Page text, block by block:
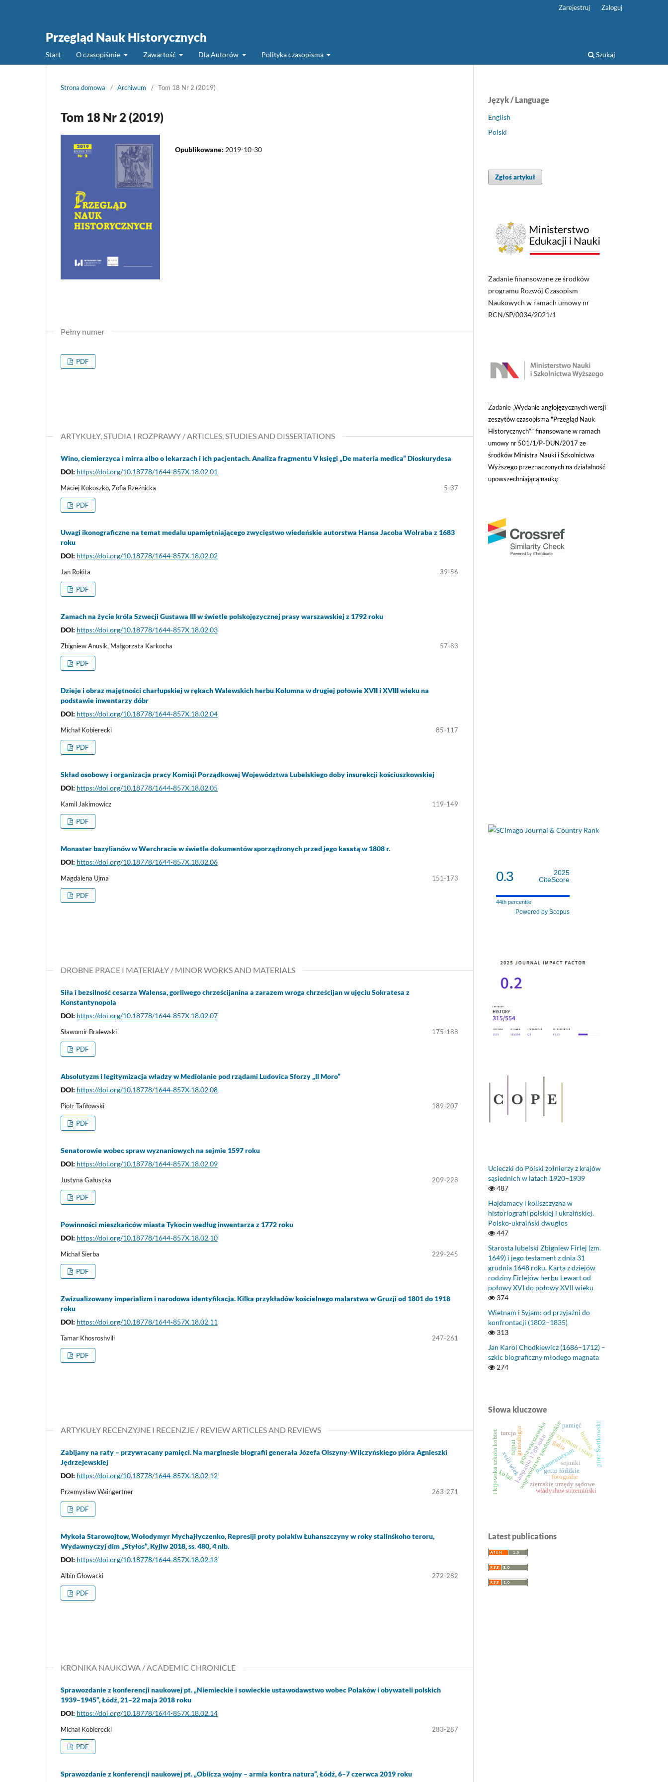
Przegląd Nauk Historycznych
Start O czasopiśmie Zawartość Dla Autorów Polityka czasopisma Szukaj
Zarejestruj Zaloguj
Strona domowa / Archiwum / Tom 18 Nr 2 (2019)
Tom 18 Nr 2 (2019)
Opublikowane: 2019-10-30
Pełny numer
PDF
ARTYKUŁY, STUDIA I ROZPRAWY / ARTICLES, STUDIES AND DISSERTATIONS
Wino, ciemierzyca i mirra albo o lekarzach i ich pacjentach. Analiza fragmentu V księgi „De materia medica” Dioskurydesa
DOI: https://doi.org/10.18778/1644-857X.18.02.01
Maciej Kokoszko, Zofia Rzeźnicka 5-37
PDF
Uwagi ikonograficzne na temat medalu upamiętniającego zwycięstwo wiedeńskie autorstwa Hansa Jacoba Wolraba z 1683
roku
DOI: https://doi.org/10.18778/1644-857X.18.02.02
Jan Rokita 39-56
PDF
Zamach na życie króla Szwecji Gustawa III w świetle polskojęzycznej prasy warszawskiej z 1792 roku
DOI: https://doi.org/10.18778/1644-857X.18.02.03
Zbigniew Anusik, Małgorzata Karkocha 57-83
PDF
Dzieje i obraz majętności charłupskiej w rękach Walewskich herbu Kolumna w drugiej połowie XVII i XVIII wieku na
podstawie inwentarzy dóbr
DOI: https://doi.org/10.18778/1644-857X.18.02.04
Michał Kobierecki 85-117
PDF
Skład osobowy i organizacja pracy Komisji Porządkowej Województwa Lubelskiego doby insurekcji kościuszkowskiej
DOI: https://doi.org/10.18778/1644-857X.18.02.05
Kamil Jakimowicz 119-149
PDF
Monaster bazylianów w Werchracie w świetle dokumentów sporządzonych przed jego kasatą w 1808 r.
DOI: https://doi.org/10.18778/1644-857X.18.02.06
Magdalena Ujma 151-173
PDF
DROBNE PRACE I MATERIAŁY / MINOR WORKS AND MATERIALS
Siła i bezsilność cesarza Walensa, gorliwego chrześcijanina a zarazem wroga chrześcijan w ujęciu Sokratesa z
Konstantynopola
DOI: https://doi.org/10.18778/1644-857X.18.02.07
Sławomir Bralewski 175-188
PDF
Absolutyzm i legitymizacja władzy w Mediolanie pod rządami Ludovica Sforzy „Il Moro”
DOI: https://doi.org/10.18778/1644-857X.18.02.08
Piotr Tafiłowski 189-207
PDF
Senatorowie wobec spraw wyznaniowych na sejmie 1597 roku
DOI: https://doi.org/10.18778/1644-857X.18.02.09
Justyna Gałuszka 209-228
PDF
Powinności mieszkańców miasta Tykocin według inwentarza z 1772 roku
DOI: https://doi.org/10.18778/1644-857X.18.02.10
Michał Sierba 229-245
PDF
Zwizualizowany imperializm i narodowa identyfikacja. Kilka przykładów kościelnego malarstwa w Gruzji od 1801 do 1918
roku
DOI: https://doi.org/10.18778/1644-857X.18.02.11
Tamar Khosroshvili 247-261
PDF
ARTYKUŁY RECENZYJNE I RECENZJE / REVIEW ARTICLES AND REVIEWS
Zabijany na raty – przywracany pamięci. Na marginesie biografii generała Józefa Olszyny-Wilczyńskiego pióra Agnieszki
Jędrzejewskiej
DOI: https://doi.org/10.18778/1644-857X.18.02.12
Przemysław Waingertner 263-271
PDF
Mykoła Starowojtow, Wołodymyr Mychajłyczenko, Represiji proty polakiw Łuhanszczyny w roky stalinśkoho teroru,
Wydawnyczyj dim „Styłos”, Kyjiw 2018, ss. 480, 4 nlb.
DOI: https://doi.org/10.18778/1644-857X.18.02.13
Albin Głowacki 272-282
PDF
KRONIKA NAUKOWA / ACADEMIC CHRONICLE
Sprawozdanie z konferencji naukowej pt. „Niemieckie i sowieckie ustawodawstwo wobec Polaków i obywateli polskich
1939–1945”, Łódź, 21–22 maja 2018 roku
DOI: https://doi.org/10.18778/1644-857X.18.02.14
Michał Kobierecki 283-287
PDF
Sprawozdanie z konferencji naukowej pt. „Oblicza wojny – armia kontra natura”, Łódź, 6–7 czerwca 2019 roku
Język / Language
English
Polski
Zgłoś artykuł
Zadanie finansowane ze środków
programu Rozwój Czasopism
Naukowych w ramach umowy nr
RCN/SP/0034/2021/1
Zadanie „Wydanie anglojęzycznych wersji
zeszytów czasopisma "Przegląd Nauk
Historycznych”” finansowane w ramach
umowy nr 501/1/P-DUN/2017 ze
środków Ministra Nauki i Szkolnictwa
Wyższego przeznaczonych na działalność
upowszechniającą naukę
0.3
2025
CiteScore
44th percentile
Powered by Scopus
Ucieczki do Polski żołnierzy z krajów
sąsiednich w latach 1920–1939
487
Hajdamacy i koliszczyzna w
historiografii polskiej i ukraińskiej.
Polsko-ukraiński dwugłos
447
Starosta lubelski Zbigniew Firlej (zm.
1649) i jego testament z dnia 31
grudnia 1648 roku. Karta z dziejów
rodziny Firlejów herbu Lewart od
połowy XVI do połowy XVII wieku
374
Wietnam i Syjam: od przyjaźni do
konfrontacji (1802–1835)
313
Jan Karol Chodkiewicz (1686–1712) –
szkic biograficzny młodego magnata
274
Słowa kluczowe
województwo sandomierskie
ziemskie urzędy sądowe
sejmiki
parlamentaryzm
kampania 1789 roku piotr Świtkowski
prasa warszawska
xviii wiek
zygmunt i stary
genealogia historia
galia
i kijowska szkoła kobiet tejpat
władysław strzemiński
kolaż
getto łódzkie
fotografie
turcja
pamięć
Latest publications